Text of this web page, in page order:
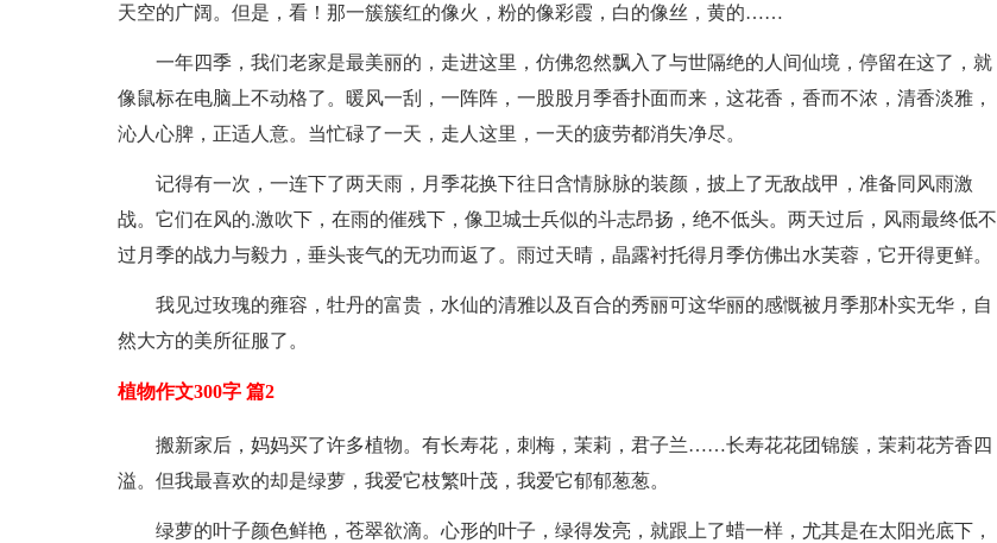
天空的广阔。但是，看！那一簇簇红的像火，粉的像彩霞，白的像丝，黄的……
一年四季，我们老家是最美丽的，走进这里，仿佛忽然飘入了与世隔绝的人间仙境，停留在这了，就
像鼠标在电脑上不动格了。暖风一刮，一阵阵，一股股月季香扑面而来，这花香，香而不浓，清香淡雅，
沁人心脾，正适人意。当忙碌了一天，走人这里，一天的疲劳都消失净尽。
记得有一次，一连下了两天雨，月季花换下往日含情脉脉的装颜，披上了无敌战甲，准备同风雨激
战。它们在风的.激吹下，在雨的催残下，像卫城士兵似的斗志昂扬，绝不低头。两天过后，风雨最终低不
过月季的战力与毅力，垂头丧气的无功而返了。雨过天晴，晶露衬托得月季仿佛出水芙蓉，它开得更鲜。
我见过玫瑰的雍容，牡丹的富贵，水仙的清雅以及百合的秀丽可这华丽的感慨被月季那朴实无华，自
然大方的美所征服了。
植物作文300字 篇2
搬新家后，妈妈买了许多植物。有长寿花，刺梅，茉莉，君子兰……长寿花花团锦簇，茉莉花芳香四
溢。但我最喜欢的却是绿萝，我爱它枝繁叶茂，我爱它郁郁葱葱。
绿萝的叶子颜色鲜艳，苍翠欲滴。心形的叶子，绿得发亮，就跟上了蜡一样，尤其是在太阳光底下，